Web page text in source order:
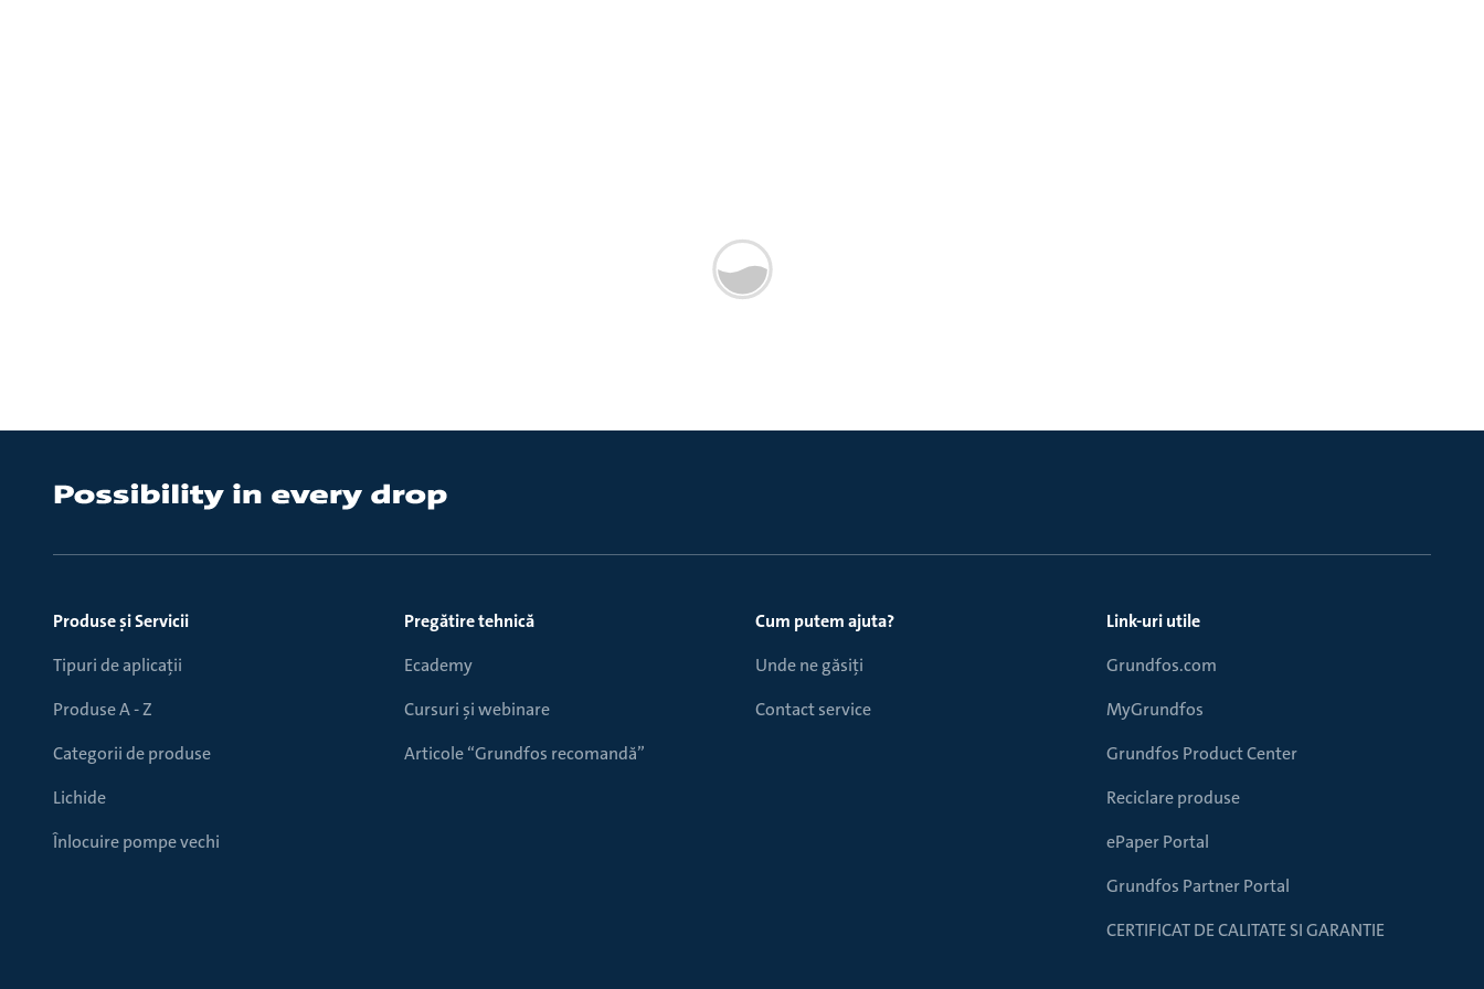
Produse ṣi Servicii
Tipuri de aplicații
Produse A - Z
Categorii de produse
Lichide
Înlocuire pompe vechi
Pregătire tehnică
Ecademy
Cursuri și webinare
Articole “Grundfos recomandă”
Cum putem ajuta?
Unde ne găsiți
Contact service
Link-uri utile
Grundfos.com
MyGrundfos
Grundfos Product Center
Reciclare produse
ePaper Portal
Grundfos Partner Portal
CERTIFICAT DE CALITATE SI GARANTIE